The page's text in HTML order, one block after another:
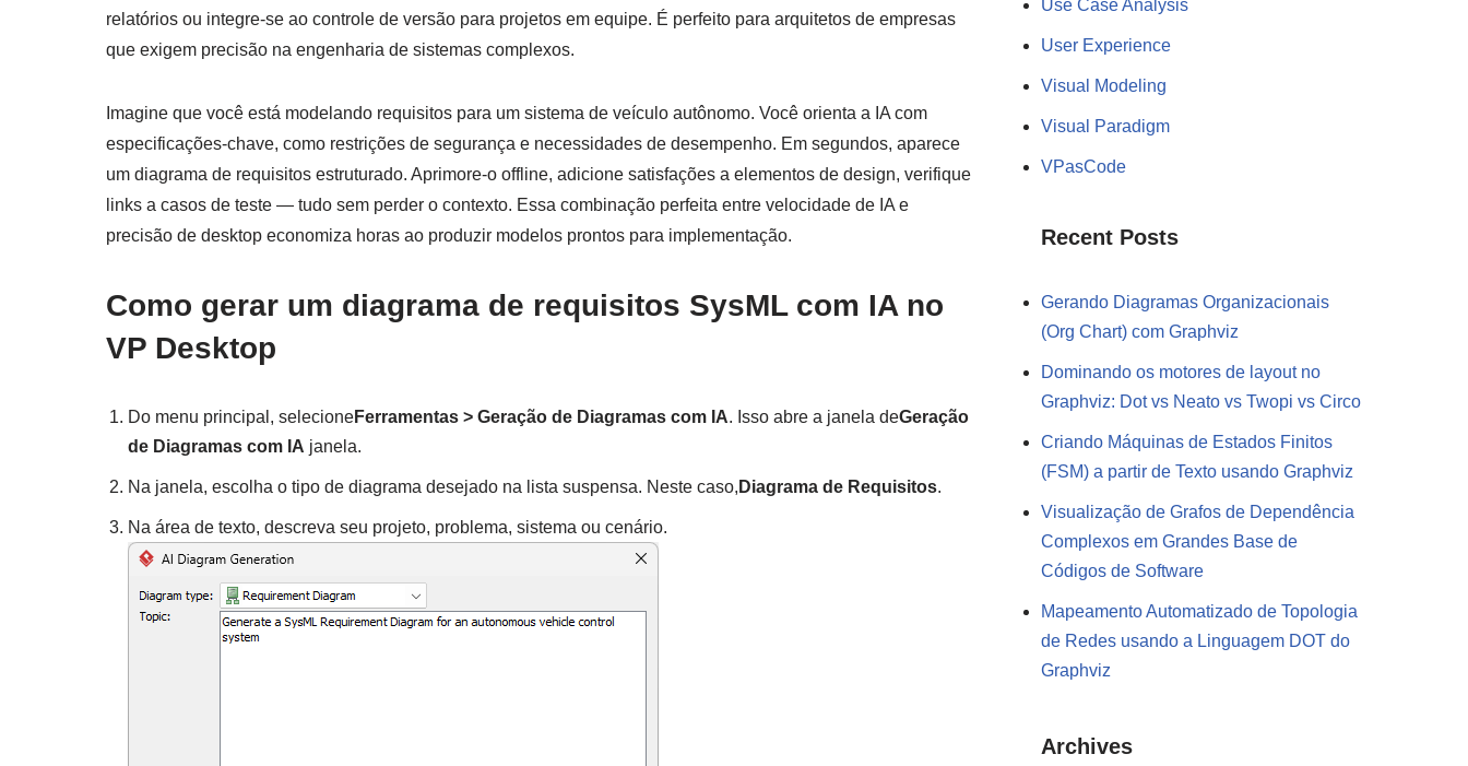
relatórios ou integre-se ao controle de versão para projetos em equipe. É perfeito para arquitetos de empresas
que exigem precisão na engenharia de sistemas complexos.
Imagine que você está modelando requisitos para um sistema de veículo autônomo. Você orienta a IA com
especificações-chave, como restrições de segurança e necessidades de desempenho. Em segundos, aparece
um diagrama de requisitos estruturado. Aprimore-o offline, adicione satisfações a elementos de design, verifique
links a casos de teste — tudo sem perder o contexto. Essa combinação perfeita entre velocidade de IA e
precisão de desktop economiza horas ao produzir modelos prontos para implementação.
Como gerar um diagrama de requisitos SysML com IA no
VP Desktop
Do menu principal, selecioneFerramentas > Geração de Diagramas com IA. Isso abre a janela deGeração
de Diagramas com IA janela.
Na janela, escolha o tipo de diagrama desejado na lista suspensa. Neste caso, Diagrama de Requisitos.
Na área de texto, descreva seu projeto, problema, sistema ou cenário.
Use Case Analysis
User Experience
Visual Modeling
Visual Paradigm
VPasCode
Recent Posts
Gerando Diagramas Organizacionais
(Org Chart) com Graphviz
Dominando os motores de layout no
Graphviz: Dot vs Neato vs Twopi vs Circo
Criando Máquinas de Estados Finitos
(FSM) a partir de Texto usando Graphviz
Visualização de Grafos de Dependência
Complexos em Grandes Base de
Códigos de Software
Mapeamento Automatizado de Topologia
de Redes usando a Linguagem DOT do
Graphviz
Archives